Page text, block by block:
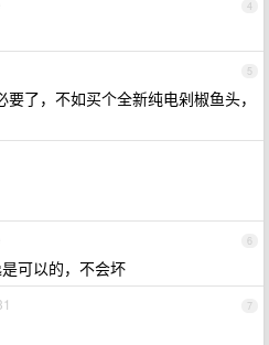
4
5
了，不如买个全新纯电剁椒鱼头，
6
可以的，不会坏
7